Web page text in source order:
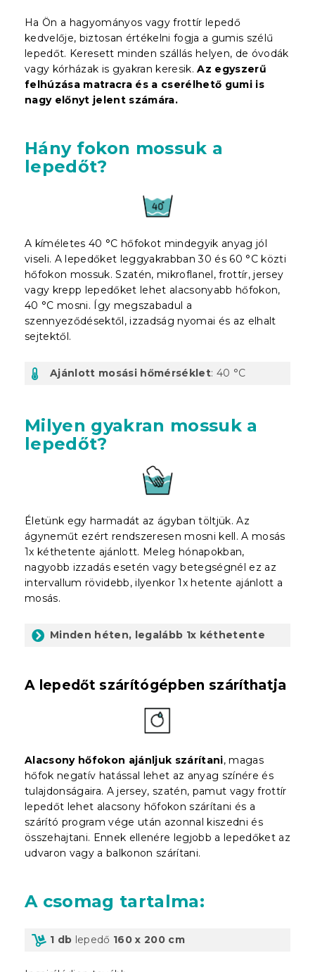
Ha Ön a hagyományos vagy frottír lepedő
kedvelője, biztosan értékelni fogja a gumis szélű
lepedőt. Keresett minden szállás helyen, de óvodák
vagy kórházak is gyakran keresik. Az egyszerű
felhúzása matracra és a cserélhető gumi is
nagy előnyt jelent számára.
Hány fokon mossuk a
lepedőt?
A kíméletes 40 °C hőfokot mindegyik anyag jól
viseli. A lepedőket leggyakrabban 30 és 60 °C közti
hőfokon mossuk. Szatén, mikroflanel, frottír, jersey
vagy krepp lepedőket lehet alacsonyabb hőfokon,
40 °C mosni. Így megszabadul a
szennyeződésektől, izzadság nyomai és az elhalt
sejtektől.
Ajánlott mosási hőmérséklet: 40 °C
Milyen gyakran mossuk a
lepedőt?
Életünk egy harmadát az ágyban töltjük. Az
ágyneműt ezért rendszeresen mosni kell. A mosás
1x kéthetente ajánlott. Meleg hónapokban,
nagyobb izzadás esetén vagy betegségnél ez az
intervallum rövidebb, ilyenkor 1x hetente ajánlott a
mosás.
Minden héten, legalább 1x kéthetente
A lepedőt szárítógépben száríthatja
Alacsony hőfokon ajánljuk szárítani, magas
hőfok negatív hatással lehet az anyag színére és
tulajdonságaira. A jersey, szatén, pamut vagy frottír
lepedőt lehet alacsony hőfokon szárítani és a
szárító program vége után azonnal kiszedni és
összehajtani. Ennek ellenére legjobb a lepedőket az
udvaron vagy a balkonon szárítani.
A csomag tartalma:
1 db lepedő 160 x 200 cm